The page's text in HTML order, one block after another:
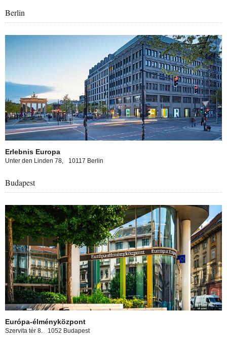
Berlin
Erlebnis Europa
Unter den Linden 78, 10117 Berlin
experience in Berlin
Budapest
Európa-élményközpont
Szervita tér 8. 1052 Budapest
experience in Budapest